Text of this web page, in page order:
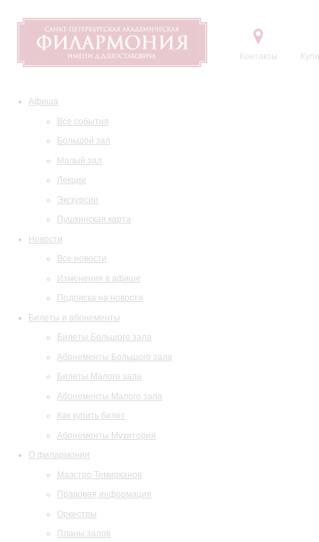
Контакты
Афиша
Все события
Большой зал
Малый зал
Лекции
Экскурсии
Пушкинская карта
Новости
Все новости
Изменения в афише
Подписка на новости
Билеты и абонементы
Билеты Большого зала
Абонементы Большого зала
Билеты Малого зала
Абонементы Малого зала
Как купить билет
Абонементы Музитория
О филармонии
Маэстро Темирканов
Правовая информация
Оркестры
Планы залов